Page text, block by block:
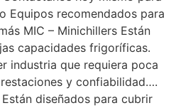
Equipos recomendados para
MIC – Minichillers Están
capacidades frigoríficas.
industria que requiera poca
y confiabilidad….
diseñados para cubrir